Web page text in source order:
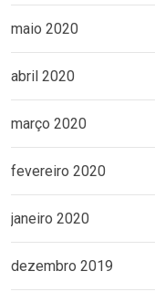
maio 2020
abril 2020
março 2020
fevereiro 2020
janeiro 2020
dezembro 2019